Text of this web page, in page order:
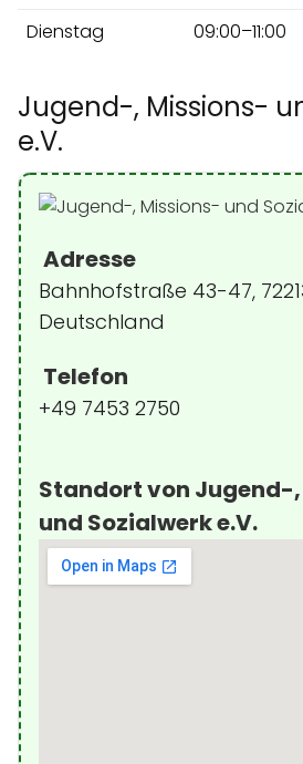
Dienstag
09:00–11:00
Jugend-, Missions-
e.V.
Adresse
Bahnhofstraße 43-47,
Deutschland
Telefon
+49 7453 2750
Standort von Jugend-
und Sozialwerk e.V.